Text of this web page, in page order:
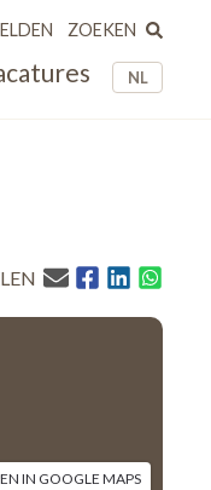
NL
ZOEKEN
IN GOOGLE MAPS